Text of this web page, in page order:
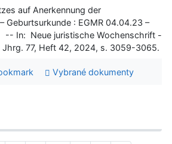
auf Anerkennung der
Geburtsurkunde : EGMR 04.04.23 –
-- In: Neue juristische Wochenschrift -
77, Heft 42, 2024, s. 3059-3065.
Vybrané dokumenty